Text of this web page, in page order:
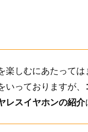
楽しむにあたって
いっておりますが、
レスイヤホンの紹介